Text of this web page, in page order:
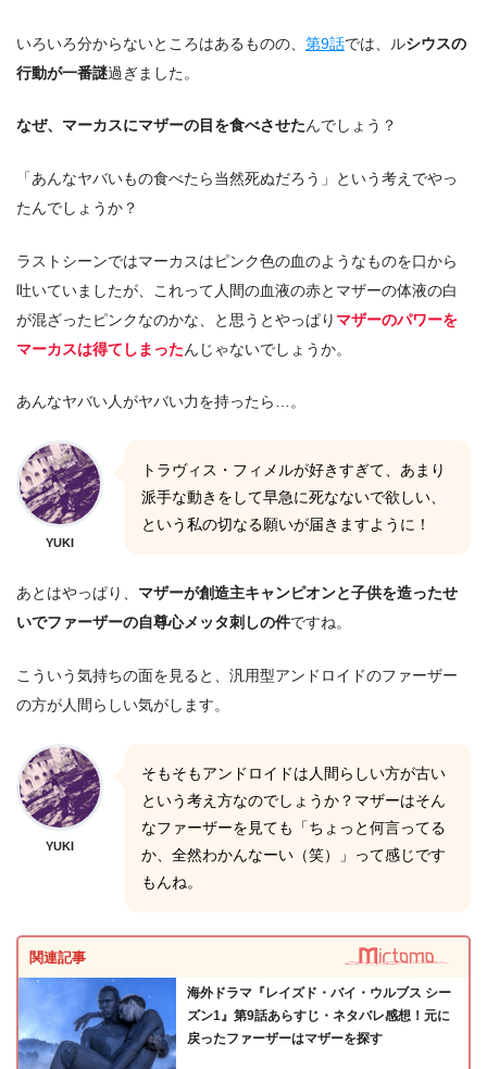
いろいろ分からないところはあるものの、 第9話では、ルシウスの
行動が一番謎過ぎました。
なぜ、マーカスにマザーの目を食べさせたんでしょう？
「あんなヤバいもの食べたら当然死ぬだろう」という考えでやっ
たんでしょうか？
ラストシーンではマーカスはピンク色の血のようなものを口から
吐いていましたが、これって人間の血液の赤とマザーの体液の白
が混ざったピンクなのかな、と思うとやっぱり マザーのパワーを
マーカスは得てしまったんじゃないでしょうか。
あんなヤバい人がヤバい力を持ったら…。
YUKI
トラヴィス・フィメルが好きすぎて、あまり
派手な動きをして早急に死なないで欲しい、
という私の切なる願いが届きますように！
あとはやっぱり、 マザーが創造主キャンピオンと子供を造ったせ
いでファーザーの自尊心メッタ刺しの件ですね。
こういう気持ちの面を見ると、汎用型アンドロイドのファーザー
の方が人間らしい気がします。
YUKI
そもそもアンドロイドは人間らしい方が古い
という考え方なのでしょうか？マザーはそん
なファーザーを見ても「ちょっと何言ってる
か、全然わかんなーい（笑）」って感じです
もんね。
関連記事
海外ドラマ『レイズド・バイ・ウルブス シー
ズン1』第9話あらすじ・ネタバレ感想！元に
戻ったファーザーはマザーを探す